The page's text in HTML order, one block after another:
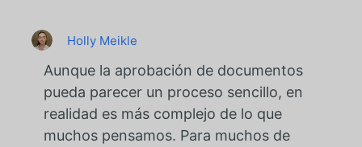
Holly Meikle
Aunque la aprobación de documentos
pueda parecer un proceso sencillo, en
realidad es más complejo de lo que
muchos pensamos. Para muchos de